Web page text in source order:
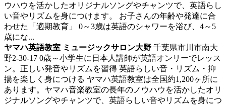
ウハウを活かしたオリジナルソングやチャンツで、英語らし
い音やリズムを身につけます。 お子さんの年齢や発達に合
わせた「適期教育」 0～3歳は英語のシャワーを浴び、4～5
歳にな...
ヤマハ英語教室 ミュージックサロン大野 千葉県市川市南大
野2-30-17 0歳～小学生に日本人講師が英語オンリーでレッス
ン。正しい発音やリズムを習得 英語らしい音・リズム・抑
揚を楽しく身につける ヤマハ英語教室は全国約1,200ヶ所に
あります。ヤマハ音楽教室の長年のノウハウを活かしたオリ
ジナルソングやチャンツで、英語らしい音やリズムを身につ